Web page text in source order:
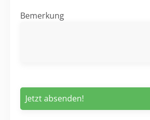
Bemerkung